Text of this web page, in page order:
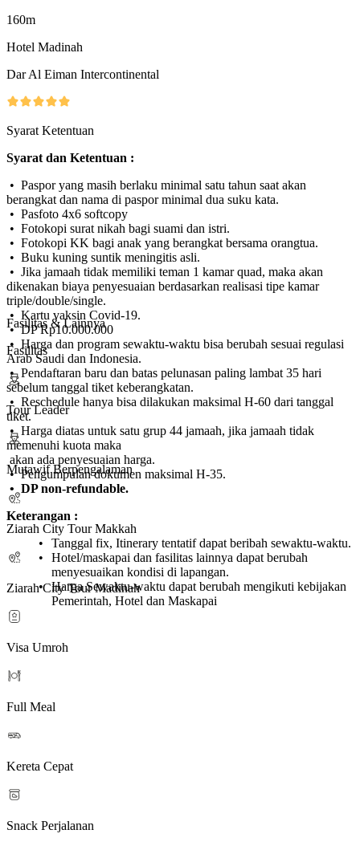
160m
Hotel Madinah
Dar Al Eiman Intercontinental
Syarat Ketentuan
Syarat dan Ketentuan :
• Paspor yang masih berlaku minimal satu tahun saat akan
berangkat dan nama di paspor minimal dua suku kata.
• Pasfoto 4x6 softcopy
• Fotokopi surat nikah bagi suami dan istri.
• Fotokopi KK bagi anak yang berangkat bersama orangtua.
• Buku kuning suntik meningitis asli.
• Jika jamaah tidak memiliki teman 1 kamar quad, maka akan
dikenakan biaya penyesuaian berdasarkan realisasi tipe kamar
triple/double/single.
• Kartu vaksin Covid-19.
• DP Rp10.000.000
• Harga dan program sewaktu-waktu bisa berubah sesuai regulasi
Arab Saudi dan Indonesia.
• Pendaftaran baru dan batas pelunasan paling lambat 35 hari
sebelum tanggal tiket keberangkatan.
• Reschedule hanya bisa dilakukan maksimal H-60 dari tanggal
tiket.
• Harga diatas untuk satu grup 44 jamaah, jika jamaah tidak
memenuhi kuota maka
akan ada penyesuaian harga.
• Pengumpulan dokumen maksimal H-35.
• DP non-refundable.
Keterangan :
Tanggal fix, Itinerary tentatif dapat beribah sewaktu-waktu.
Hotel/maskapai dan fasilitas lainnya dapat berubah
menyesuaikan kondisi di lapangan.
Harga Sewaktu-waktu dapat berubah mengikuti kebijakan
Pemerintah, Hotel dan Maskapai
Fasilitas & Lainnya
Fasilitas
Tour Leader
Mutawif Berpengalaman
Ziarah City Tour Makkah
Ziarah City Tour Madinah
Visa Umroh
Full Meal
Kereta Cepat
Snack Perjalanan